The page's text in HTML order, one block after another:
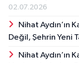
02.07.2026
Nihat Aydın’ın
Değil, Şehrin Yeni
Nihat Aydın’ın